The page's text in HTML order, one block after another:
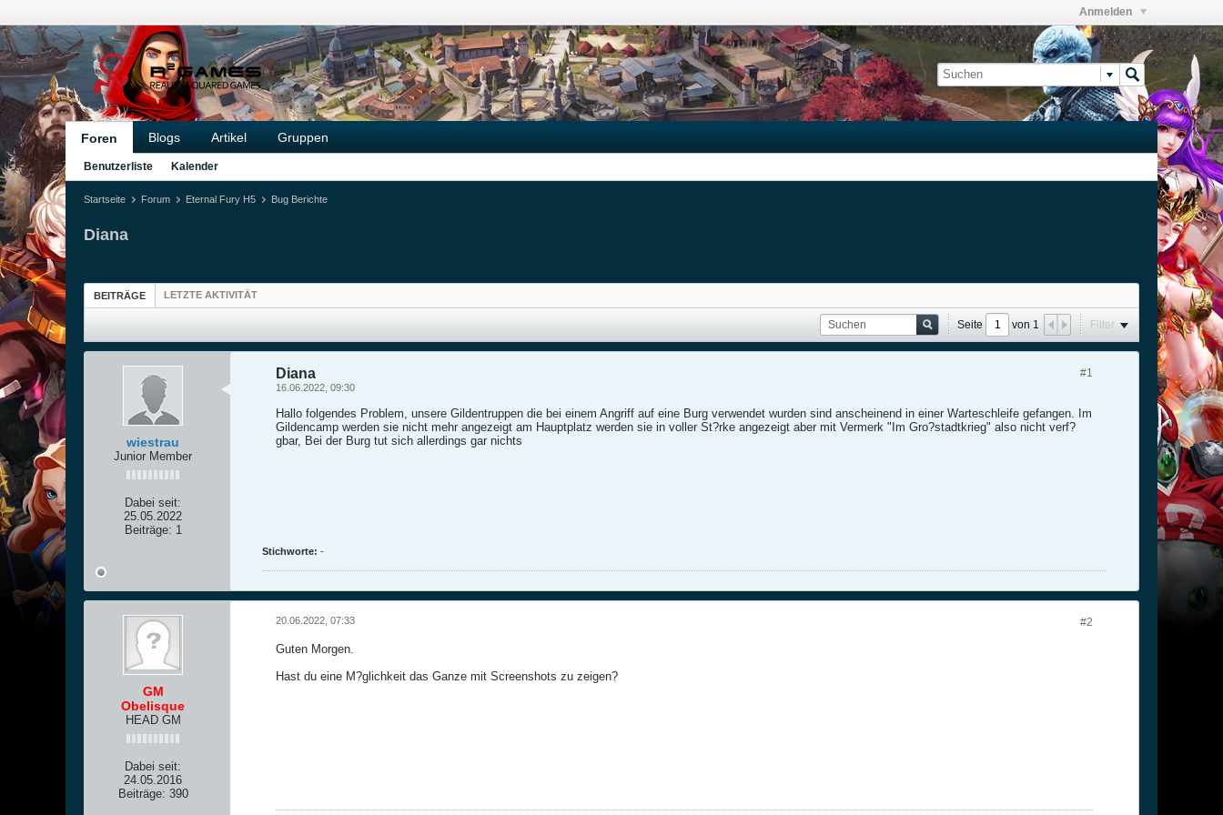
Anmelden
Foren Blogs Artikel Gruppen
Benutzerliste Kalender
Startseite Forum Eternal Fury H5 Bug Berichte
Diana
BEITRÄGE LETZTE AKTIVITÄT
Seite von 1 Filter
wiestrau
Junior Member
Dabei seit:
25.05.2022
Beiträge: 1
#1
Diana
16.06.2022, 09:30
Hallo folgendes Problem, unsere Gildentruppen die bei einem Angriff auf eine Burg verwendet wurden sind anscheinend in einer Warteschleife gefangen. Im
Gildencamp werden sie nicht mehr angezeigt am Hauptplatz werden sie in voller St?rke angezeigt aber mit Vermerk "Im Gro?stadtkrieg" also nicht verf?
gbar, Bei der Burg tut sich allerdings gar nichts
Stichworte: -
GM
Obelisque
HEAD GM
Dabei seit:
24.05.2016
Beiträge: 390
#2
20.06.2022, 07:33
Guten Morgen.
Hast du eine M?glichkeit das Ganze mit Screenshots zu zeigen?